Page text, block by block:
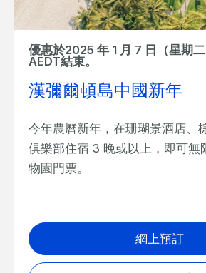
優惠於2025 年 1 月 7 日（星期
AEDT結束。
漢彌爾頓島中國新年
今年農曆新年，在珊瑚景酒店、
俱樂部住宿 3 晚或以上，即可無
物園門票。
網上預訂